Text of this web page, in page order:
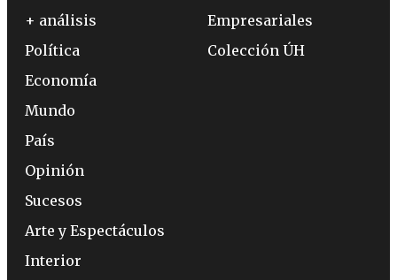
+ análisis
Política
Economía
Mundo
País
Opinión
Sucesos
Arte y Espectáculos
Interior
Empresariales
Colección ÚH